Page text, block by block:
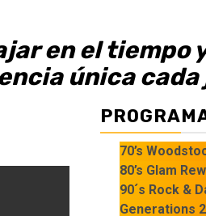
en el tiempo
única cada
70’s
80’s Glam
90´s Rock &
Generations